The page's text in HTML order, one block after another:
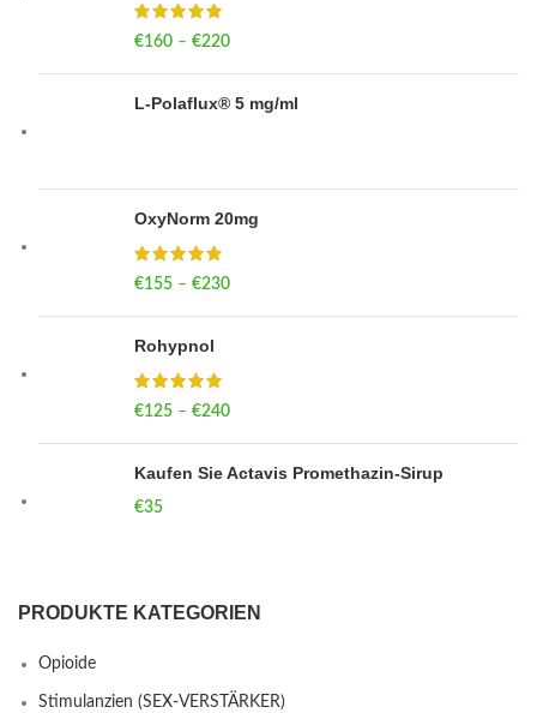
€160 – €220
L-Polaflux® 5 mg/ml
OxyNorm 20mg
€155 – €230
Rohypnol
€125 – €240
Kaufen Sie Actavis Promethazin-Sirup
€35
PRODUKTE KATEGORIEN
Opioide
Stimulanzien (SEX-VERSTÄRKER)